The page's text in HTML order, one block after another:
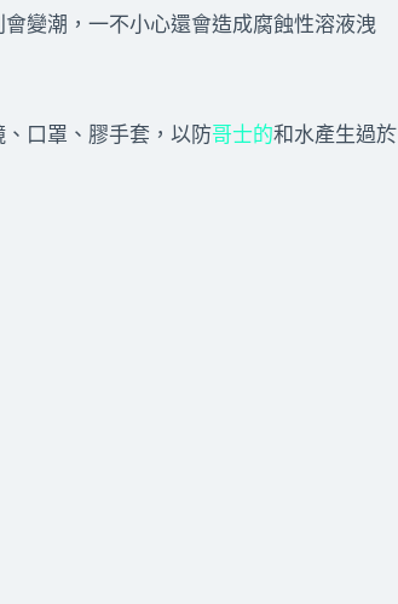
變潮，一不小心還會造成腐蝕性溶液洩
口罩、膠手套，以防哥士的和水產生過於